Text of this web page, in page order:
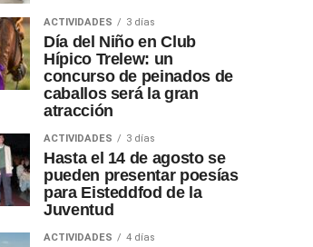
ACTIVIDADES 3 días
Día del Niño en Club
Hípico Trelew: un
concurso de peinados de
caballos será la gran
atracción
ACTIVIDADES 3 días
Hasta el 14 de agosto se
pueden presentar poesías
para Eisteddfod de la
Juventud
ACTIVIDADES 4 días